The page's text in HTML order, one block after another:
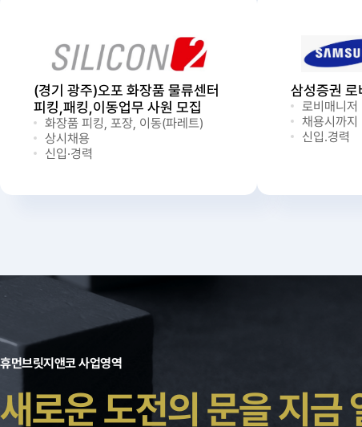
(경기 광주)오포 화장품 물류센터
피킹,패킹,이동업무 사원 모집
화장품 피킹, 포장, 이동(파레트)
상시채용
신입·경력
삼성증권 로
로비매니저
채용시까지
신입.경력
휴먼브릿지앤코 사업영역
새로운 도전의 문을 지금